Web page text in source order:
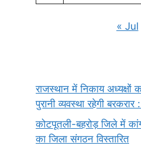
« Jul
राजस्थान में निकाय अध्यक्षों
पुरानी व्यवस्था रहेगी बरकरार
कोटपूतली-बहरोड़ जिले में
का जिला संगठन विस्तारित